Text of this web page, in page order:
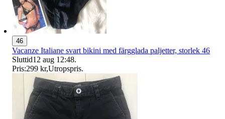
46
Vacanze Italiane svart bikini med färgglada paljetter, storlek 46
Sluttid12 aug 12:48.
Pris:299 kr,Utropspris.